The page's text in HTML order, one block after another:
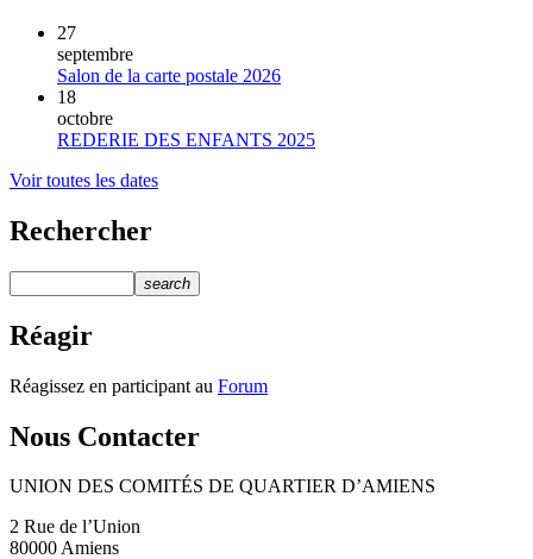
27
septembre
Salon de la carte postale 2026
18
octobre
REDERIE DES ENFANTS 2025
Voir toutes les dates
Rechercher
search
Réagir
Réagissez en participant au Forum
Nous Contacter
UNION DES COMITÉS DE QUARTIER D’AMIENS
2 Rue de l’Union
80000 Amiens